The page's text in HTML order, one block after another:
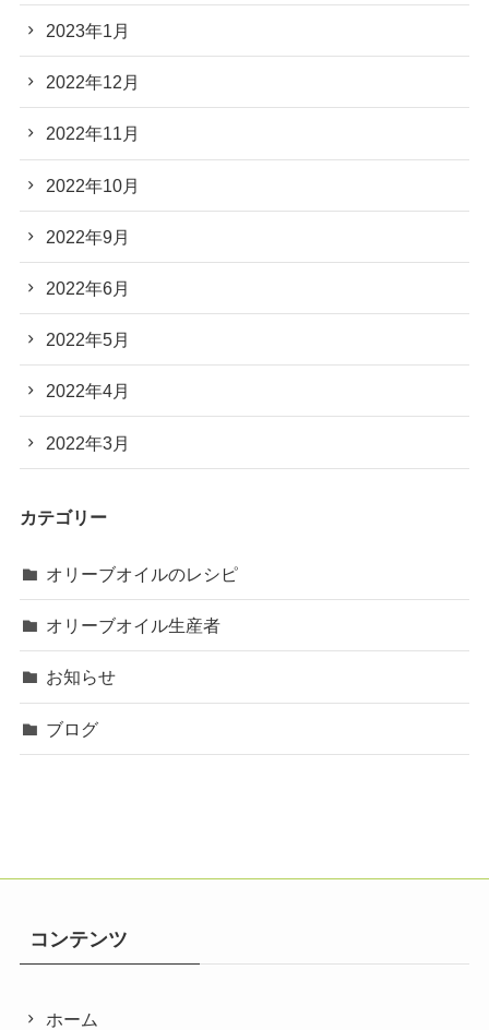
2023年1月
2022年12月
2022年11月
2022年10月
2022年9月
2022年6月
2022年5月
2022年4月
2022年3月
カテゴリー
オリーブオイルのレシピ
オリーブオイル生産者
お知らせ
ブログ
コンテンツ
ホーム